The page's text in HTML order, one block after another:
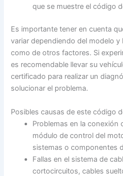
que se muestre el código
Es importante tener en cuenta
variar dependiendo del modelo y
como de otros factores. Si
es recomendable llevar su
certificado para realizar un
solucionar el problema.
Posibles causas de este código
Problemas en la conexión
módulo de control del
sistemas o componentes
Fallas en el sistema de
cortocircuitos, cables